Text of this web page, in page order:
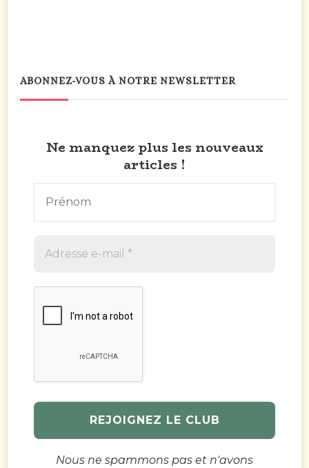
ABONNEZ-VOUS À NOTRE NEWSLETTER
Ne manquez plus les nouveaux
articles !
Nous ne spammons pas et n'avons